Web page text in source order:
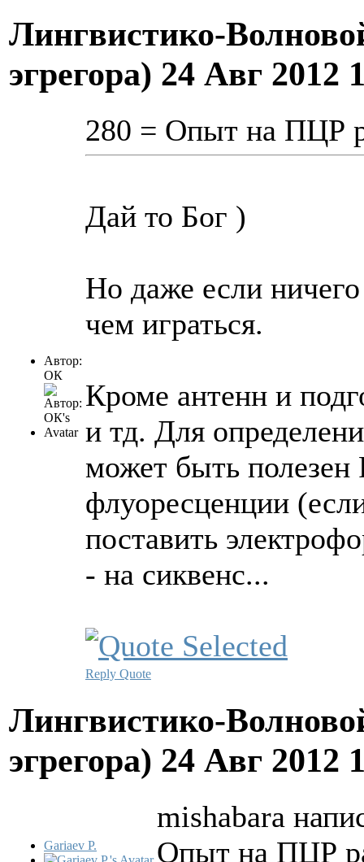
Лингвистико-
эгрегора) 24 Авг 2012
Автор:
ОК
280 = Опыт на ПЦР
Дай то Бог )
Но даже если
чем играться.
Кроме антенн и
и тд. Для
может быть
флуоресценции
поставить
- на сиквенс...
Reply Quote
Лингвистико-
эгрегора) 24 Авг 2012
Gariaev P.
mishabara
Опыт на ПЦР